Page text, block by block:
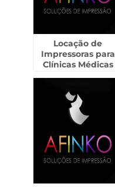
Locação de
Impressoras para
Clínicas Médicas